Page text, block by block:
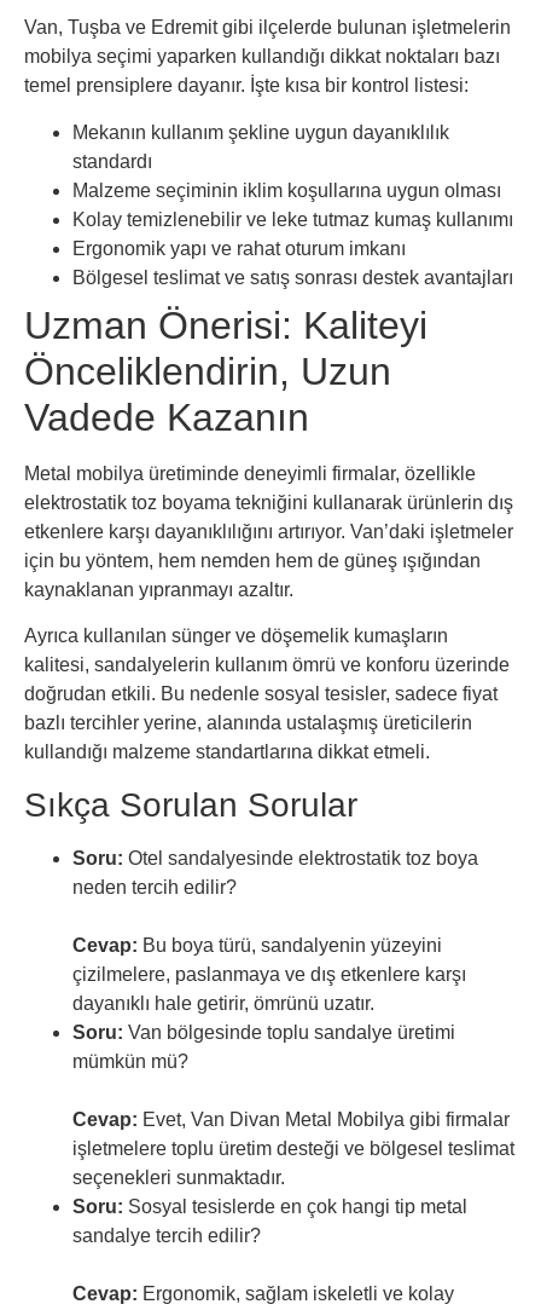
Van, Tuşba ve Edremit gibi ilçelerde bulunan işletmelerin
mobilya seçimi yaparken kullandığı dikkat noktaları bazı
temel prensiplere dayanır. İşte kısa bir kontrol listesi:
Mekanın kullanım şekline uygun dayanıklılık
standardı
Malzeme seçiminin iklim koşullarına uygun olması
Kolay temizlenebilir ve leke tutmaz kumaş kullanımı
Ergonomik yapı ve rahat oturum imkanı
Bölgesel teslimat ve satış sonrası destek avantajları
Uzman Önerisi: Kaliteyi
Önceliklendirin, Uzun
Vadede Kazanın
Metal mobilya üretiminde deneyimli firmalar, özellikle
elektrostatik toz boyama tekniğini kullanarak ürünlerin dış
etkenlere karşı dayanıklılığını artırıyor. Van’daki işletmeler
için bu yöntem, hem nemden hem de güneş ışığından
kaynaklanan yıpranmayı azaltır.
Ayrıca kullanılan sünger ve döşemelik kumaşların
kalitesi, sandalyelerin kullanım ömrü ve konforu üzerinde
doğrudan etkili. Bu nedenle sosyal tesisler, sadece fiyat
bazlı tercihler yerine, alanında ustalaşmış üreticilerin
kullandığı malzeme standartlarına dikkat etmeli.
Sıkça Sorulan Sorular
Soru: Otel sandalyesinde elektrostatik toz boya
neden tercih edilir?
Cevap: Bu boya türü, sandalyenin yüzeyini
çizilmelere, paslanmaya ve dış etkenlere karşı
dayanıklı hale getirir, ömrünü uzatır.
Soru: Van bölgesinde toplu sandalye üretimi
mümkün mü?
Cevap: Evet, Van Divan Metal Mobilya gibi firmalar
işletmelere toplu üretim desteği ve bölgesel teslimat
seçenekleri sunmaktadır.
Soru: Sosyal tesislerde en çok hangi tip metal
sandalye tercih edilir?
Cevap: Ergonomik, sağlam iskeletli ve kolay